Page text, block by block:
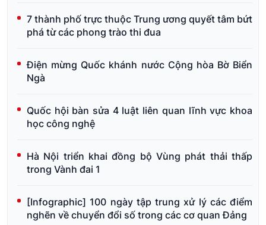
7 thành phố trực thuộc Trung ương quyết tâm bứt
phá từ các phong trào thi đua
Điện mừng Quốc khánh nước Cộng hòa Bờ Biển
Ngà
Quốc hội bàn sửa 4 luật liên quan lĩnh vực khoa
học công nghệ
Hà Nội triển khai đồng bộ Vùng phát thải thấp
trong Vành đai 1
[Infographic] 100 ngày tập trung xử lý các điểm
nghẽn về chuyển đổi số trong các cơ quan Đảng